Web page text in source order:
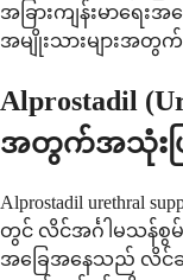
အခြားကျန်းမာရေး
အမျိုးသားများအ
Alprostadil
အတွက်အသုံး
Alprostadil urethral
တွင် လိင်အင်္ဂါမသန်
အခြေအနေသည် လိ